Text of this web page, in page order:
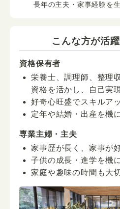
長年の主夫・家事経験を
こんな方が活
資格保有者
栄養士、調理師、整理
資格を活かし、自己実
好奇心旺盛でスキルア
定年や結婚・出産を機
専業主婦・主夫
家事歴が長く、家事が
子供の成長・進学を機
家庭や趣味の時間も大